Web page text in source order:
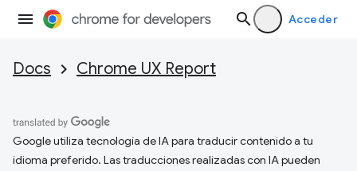
Acceder
Docs Chrome UX Report
Google utiliza tecnología de IA para traducir contenido a tu
idioma preferido. Las traducciones realizadas con IA pueden